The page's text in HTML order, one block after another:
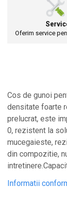
Scule Pentru
Ciocane
dulgheri; sarma
Plase din polietilena
Plase umbrire
Plase anti insecte
Plase anti pasari
Plase anti buruieni
Plase pentru
Mobilier PVC
Oferim service
Cos de gunoi
densitate foarte
prelucrat, este
0, rezistent la
mucegaieste,
din compozitie,
Informatii